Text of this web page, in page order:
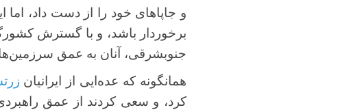
و جاپا‌های خود را از دست داد،
برخوردار باشد، و با گسترش
جنوبشرقی، آنان به عمق سرزمین‌های
همانگونه که عده‌ایی از ایرانیان
کرد، و سعی کردند از عمق